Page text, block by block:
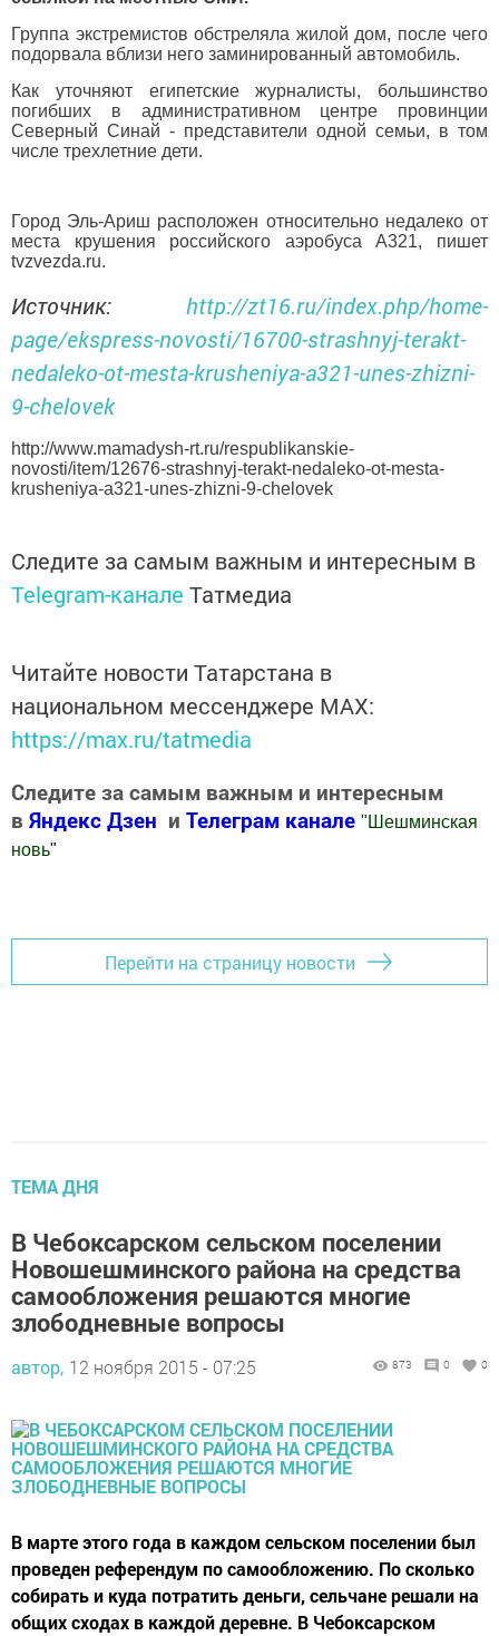
Группа экстремистов обстреляла жилой дом, после чего
подорвала вблизи него заминированный автомобиль.
Как уточняют египетские журналисты, большинство
погибших в административном центре провинции
Северный Синай - представители одной семьи, в том
числе трехлетние дети.
Город Эль-Ариш расположен относительно недалеко от
места крушения российского аэробуса А321, пишет
tvzvezda.ru.
Источник: http://zt16.ru/index.php/home-
page/ekspress-novosti/16700-strashnyj-terakt-
nedaleko-ot-mesta-krusheniya-a321-unes-zhizni-
9-chelovek
http://www.mamadysh-rt.ru/respublikanskie-
novosti/item/12676-strashnyj-terakt-nedaleko-ot-mesta-
krusheniya-a321-unes-zhizni-9-chelovek
Следите за самым важным и интересным в
Telegram-канале Татмедиа
Читайте новости Татарстана в
национальном мессенджере MАХ:
https://max.ru/tatmedia
Следите за самым важным и интересным
в Яндекс Дзен и Телеграм канале " Шешминская
новь"
Перейти на страницу новости
ТЕМА ДНЯ
В Чебоксарском сельском поселении
Новошешминского района на средства
самообложения решаются многие
злободневные вопросы
автор, 12 ноября 2015 - 07:25 873 0 0
В марте этого года в каждом сельском поселении был
проведен референдум по самообложению. По сколько
собирать и куда потратить деньги, сельчане решали на
общих сходах в каждой деревне. В Чебоксарском